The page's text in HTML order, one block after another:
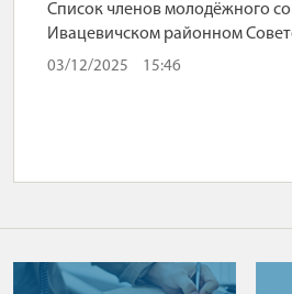
Список членов молодёжного
Ивацевичском районном
03/12/2025 15:46